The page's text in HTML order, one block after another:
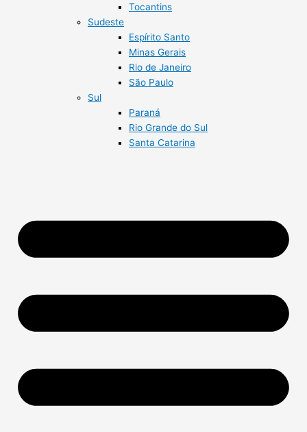
Tocantins
Sudeste
Espírito Santo
Minas Gerais
Rio de Janeiro
São Paulo
Sul
Paraná
Rio Grande do Sul
Santa Catarina